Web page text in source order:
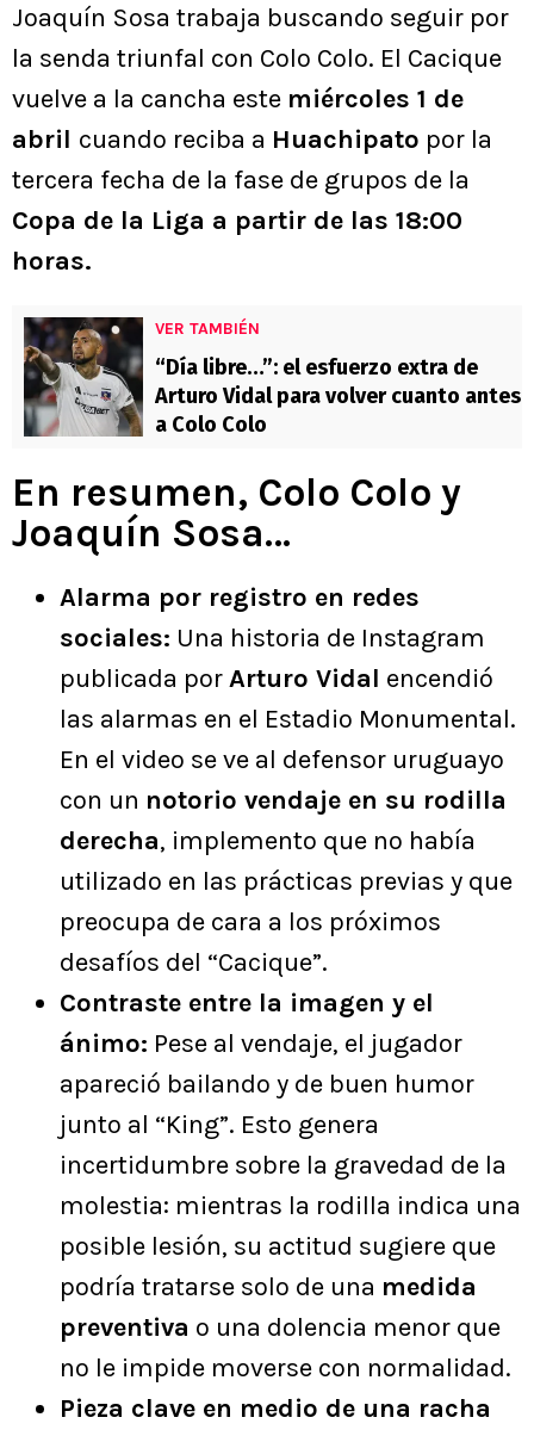
Joaquín Sosa trabaja buscando seguir por
la senda triunfal con Colo Colo. El Cacique
vuelve a la cancha este miércoles 1 de
abril cuando reciba a Huachipato por la
tercera fecha de la fase de grupos de la
Copa de la Liga a partir de las 18:00
horas.
VER TAMBIÉN
“Día libre…”: el esfuerzo extra de
Arturo Vidal para volver cuanto antes
a Colo Colo
En resumen, Colo Colo y
Joaquín Sosa…
Alarma por registro en redes
sociales: Una historia de Instagram
publicada porArturo Vidal encendió
las alarmas en el Estadio Monumental.
En el video se ve al defensor uruguayo
con un notorio vendaje en su rodilla
derecha, implemento que no había
utilizado en las prácticas previas y que
preocupa de cara a los próximos
desafíos del “Cacique”.
Contraste entre la imagen y el
ánimo: Pese al vendaje, el jugador
apareció bailando y de buen humor
junto al “King”. Esto genera
incertidumbre sobre la gravedad de la
molestia: mientras la rodilla indica una
posible lesión, su actitud sugiere que
podría tratarse solo de una medida
preventiva o una dolencia menor que
no le impide moverse con normalidad.
Pieza clave en medio de una racha